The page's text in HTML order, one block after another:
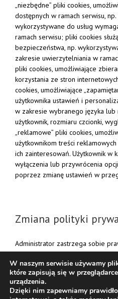
„niezbędne” pliki cookies,
dostępnych w ramach serwisu,
wykorzystywane do usług
ramach serwisu; pliki cookies
bezpieczeństwa, np.
zakresie uwierzytelniania w
pliki cookies, umożliwiające
korzystania ze stron
cookies, umożliwiające
użytkownika ustawień i
w zakresie wybranego języka
użytkownik, rozmiaru czcionki,
„reklamowe” pliki cookies,
użytkownikom treści
ich zainteresowań. Użytkownik w
wyłączenia lub przywrócenia
poprzez zmianę ustawień w
Zmiana polityki
Administrator zastrzega sobie
Polityki poprzez opublikowanie
W naszym serwisie używamy
które zapisują się w
urządzenia.
Dzięki nim zapewniamy